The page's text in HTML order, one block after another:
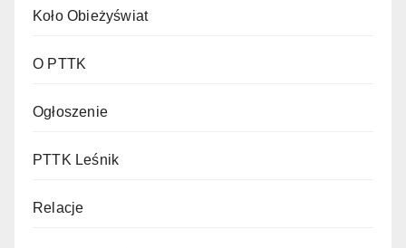
Koło Obieżyświat
O PTTK
Ogłoszenie
PTTK Leśnik
Relacje